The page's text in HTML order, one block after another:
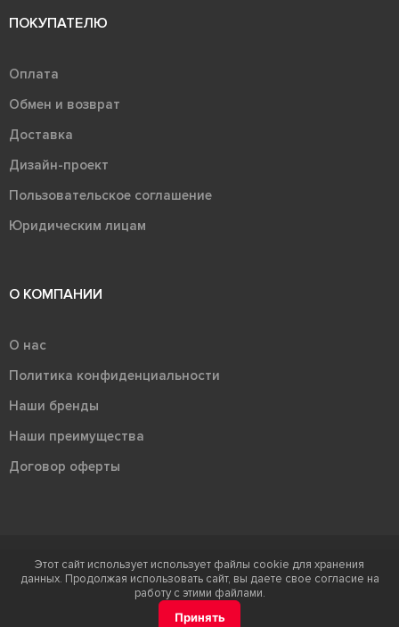
ПОКУПАТЕЛЮ
Оплата
Обмен и возврат
Доставка
Дизайн-проект
Пользовательское соглашение
Юридическим лицам
О КОМПАНИИ
О нас
Политика конфиденциальности
Наши бренды
Наши преимущества
Договор оферты
Терра - территория керамики 2026
Ⓒ Правообладателем товарного знака "Терра" является ООО "Атлас-
Этот сайт использует использует файлы cookie для хранения
данных. Продолжая использовать сайт, вы даете свое согласие на
работу с этими файлами.
Принять